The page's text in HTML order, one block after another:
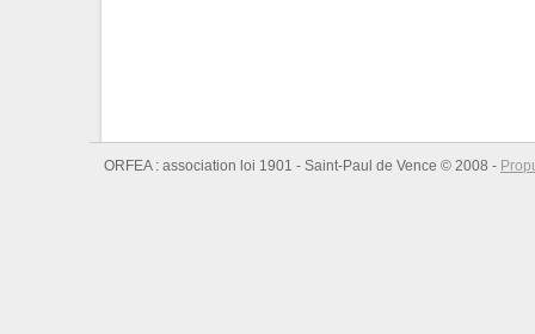
ORFEA : association loi 1901 - Saint-Paul de Vence © 2008 -